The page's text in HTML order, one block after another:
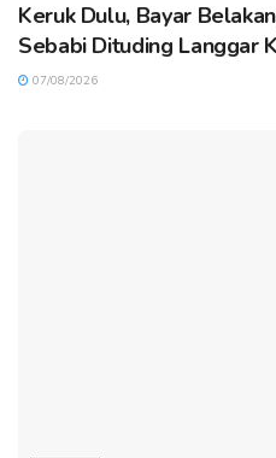
Keruk Dulu, Bayar
Sebabi Dituding Langgar
07/08/2026